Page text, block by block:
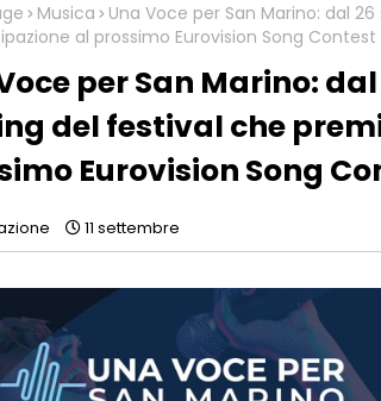
Musica
Una Voce per San Marino: dal
al prossimo Eurovision Song Contest
per San Marino:
del festival che
Eurovision Song
11 settembre